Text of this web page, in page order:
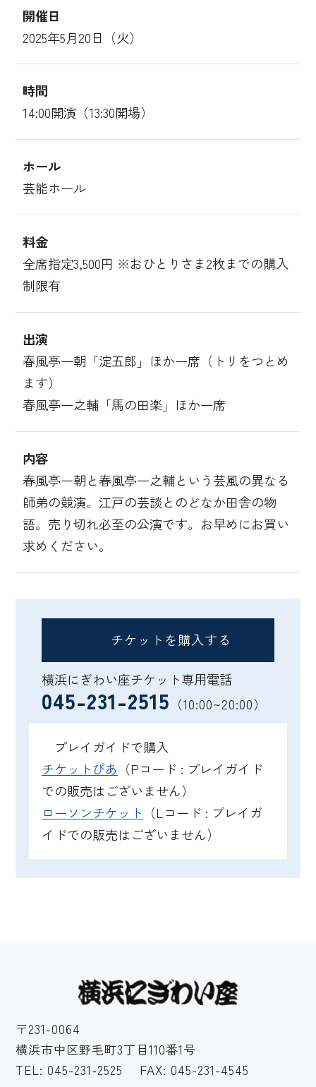
開催日
2025年5月20日（火）
時間
14:00開演（13:30開場）
ホール
芸能ホール
料金
全席指定3,500円 ※おひとりさま2枚までの購入
制限有
出演
春風亭一朝「淀五郎」ほか一席（トリをつとめ
ます）
春風亭一之輔「馬の田楽」ほか一席
内容
春風亭一朝と春風亭一之輔という芸風の異なる
師弟の競演。江戸の芸談とのどなか田舎の物
語。売り切れ必至の公演です。お早めにお買い
求めください。
チケットを購入する
横浜にぎわい座チケット専用電話
045-231-2515 （10:00~20:00）
プレイガイドで購入
チケットぴあ （Pコード : プレイガイド
での販売はございません）
ローソンチケット （Lコード : プレイガ
イドでの販売はございません）
〒231-0064
横浜市中区野毛町3丁目110番1号
TEL: 045-231-2525
FAX: 045-231-4545